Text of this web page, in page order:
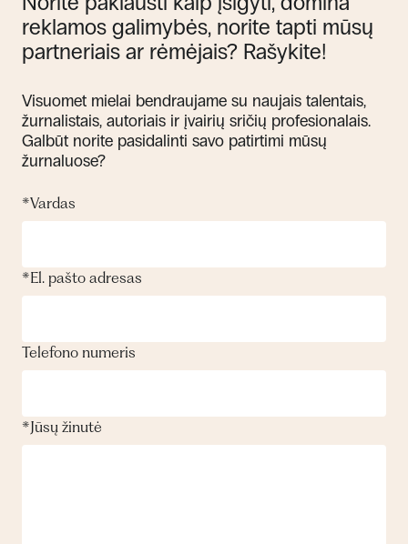
reklamos galimybės, norite tapti mūsų
partneriais ar rėmėjais? Rašykite!
Visuomet mielai bendraujame su naujais talentais,
žurnalistais, autoriais ir įvairių sričių profesionalais.
Galbūt norite pasidalinti savo patirtimi mūsų
žurnaluose?
*Vardas
*El. pašto adresas
Telefono numeris
*Jūsų žinutė